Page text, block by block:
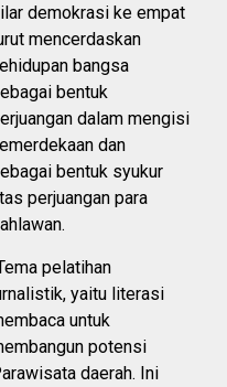
demokrasi ke empat
mencerdaskan
bangsa
bentuk
dalam mengisi
dan
bentuk syukur
perjuangan para
pelatihan
yaitu literasi
untuk
potensi
daerah. Ini